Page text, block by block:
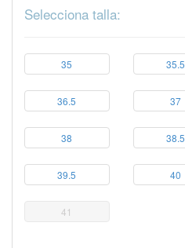
Selecciona talla:
35 35.5
36.5 37
38 38.5
39.5 40
41